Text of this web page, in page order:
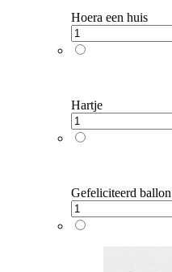
Hoera een huis
Hartje
Gefeliciteerd ballon